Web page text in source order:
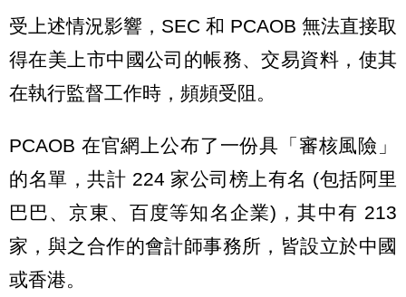
受上述情況影響，SEC 和 PCAOB 無法直接取
得在美上市中國公司的帳務、交易資料，使其
在執行監督工作時，頻頻受阻。
PCAOB 在官網上公布了一份具「審核風險」
的名單，共計 224 家公司榜上有名 (包括阿里
巴巴、京東、百度等知名企業)，其中有 213
家，與之合作的會計師事務所，皆設立於中國
或香港。